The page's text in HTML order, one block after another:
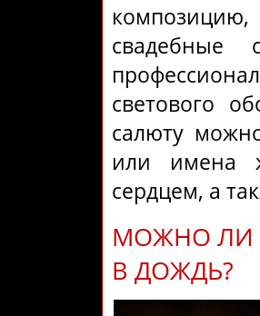
свадебные
светового
салюту
или имена
сердцем, а
МОЖНО ЛИ
В ДОЖДЬ?